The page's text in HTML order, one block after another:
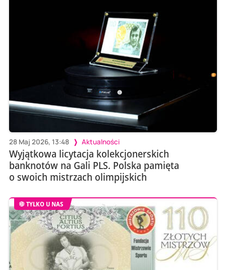
28 Maj 2026, 13:48 Aktualności
Wyjątkowa licytacja kolekcjonerskich
banknotów na Gali PLS. Polska pamięta
o swoich mistrzach olimpijskich
TYLKO U NAS